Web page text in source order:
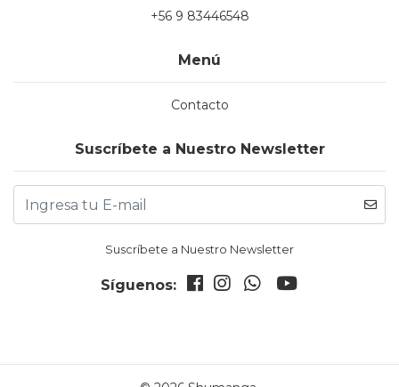
+56 9 83446548
Menú
Contacto
Suscríbete a Nuestro Newsletter
Suscríbete a Nuestro Newsletter
Síguenos: